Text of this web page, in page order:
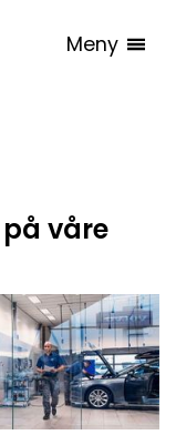
Meny
våre